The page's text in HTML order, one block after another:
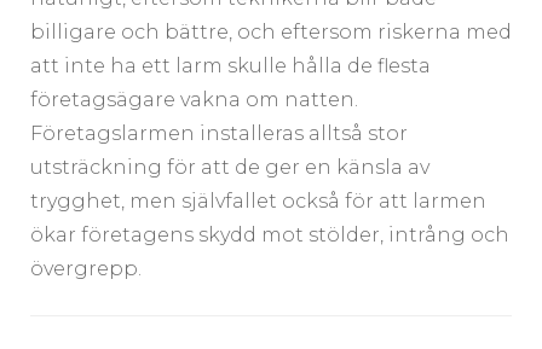
billigare och bättre, och eftersom riskerna med
att inte ha ett larm skulle hålla de flesta
företagsägare vakna om natten.
Företagslarmen installeras alltså stor
utsträckning för att de ger en känsla av
trygghet, men självfallet också för att larmen
ökar företagens skydd mot stölder, intrång och
övergrepp.